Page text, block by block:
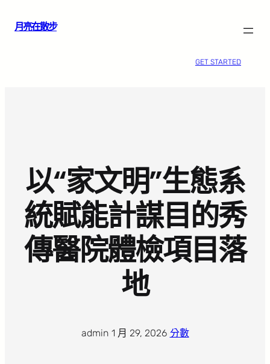
月亮在散步
GET STARTED
以“家文明”生態系
統賦能計謀目的秀
傳醫院體檢項目落
地
admin· 1 月 29, 2026· 分數